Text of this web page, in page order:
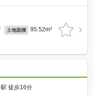
土地面積 95.52m²
徒歩16分